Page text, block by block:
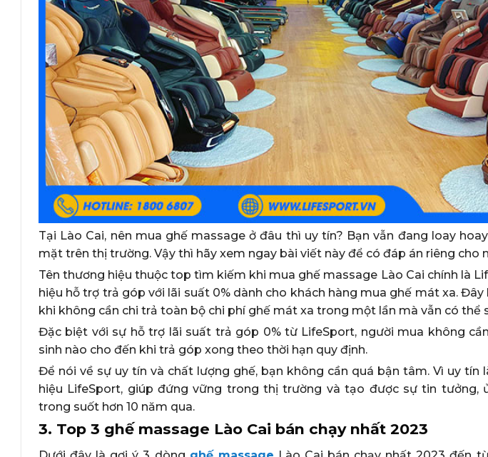
Tại Lào Cai, nên mua ghế massage ở đâu thì uy tín? Bạn vẫn đang loay
mặt trên thị trường. Vậy thì hãy xem ngay bài viết này để có đáp án riêng cho
Tên thương hiệu thuộc top tìm kiếm khi mua ghế massage Lào Cai chính là
hiệu hỗ trợ trả góp với lãi suất 0% dành cho khách hàng mua ghế mát xa.
khi không cần chi trả toàn bộ chi phí ghế mát xa trong một lần mà vẫn có thể
Đặc biệt với sự hỗ trợ lãi suất trả góp 0% từ LifeSport, người mua không
sinh nào cho đến khi trả góp xong theo thời hạn quy định.
Để nói về sự uy tín và chất lượng ghế, bạn không cần quá bận tâm. Vì uy tín
hiệu LifeSport, giúp đứng vững trong thị trường và tạo được sự tin tưởng,
trong suốt hơn 10 năm qua.
3. Top 3 ghế massage Lào Cai bán chạy nhất 2023